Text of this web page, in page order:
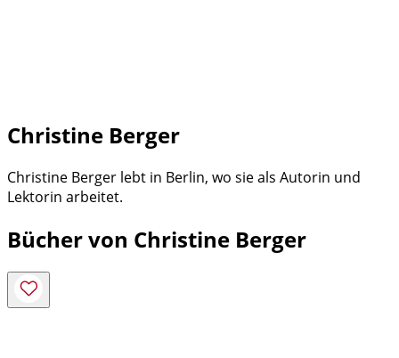
Christine Berger
Christine Berger lebt in Berlin, wo sie als Autorin und
Lektorin arbeitet.
Bücher von Christine Berger